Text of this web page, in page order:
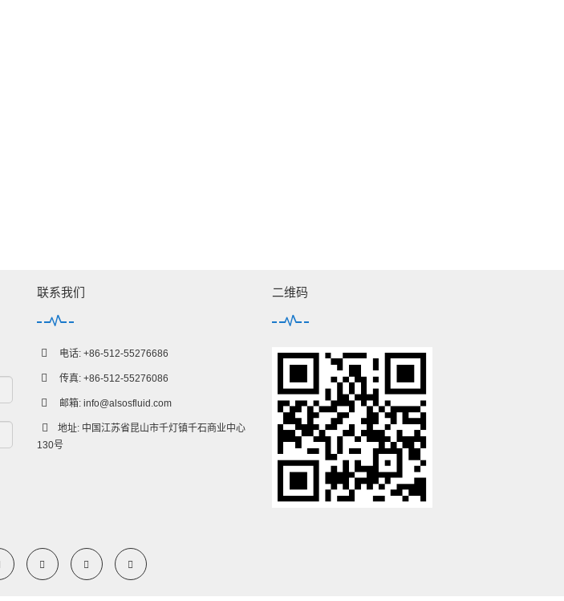
联系我们
电话: +86-512-55276686
传真: +86-512-55276086
邮箱: info@alsosfluid.com
地址: 中国江苏省昆山市千灯镇千石商业中心
130号
二维码